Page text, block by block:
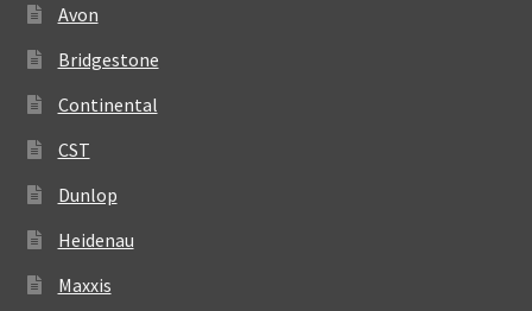
Avon
Bridgestone
Continental
CST
Dunlop
Heidenau
Maxxis